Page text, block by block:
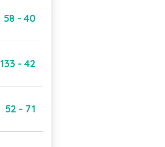
58 - 40
133 - 42
52 - 71